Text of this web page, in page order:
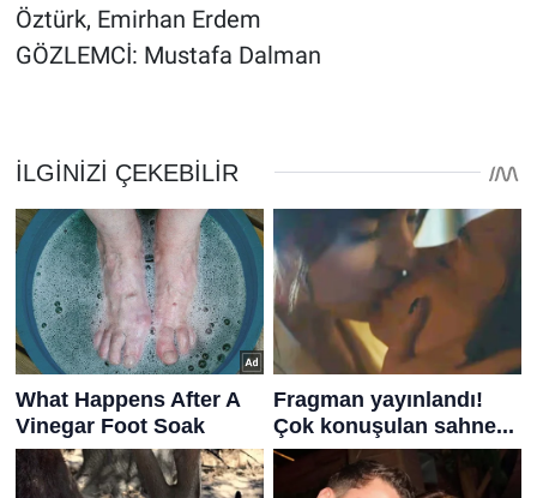
Öztürk, Emirhan Erdem
GÖZLEMCİ: Mustafa Dalman